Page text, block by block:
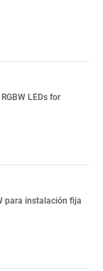
LEDs for
para instalación fija